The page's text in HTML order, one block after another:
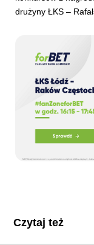
drużyny ŁKS –
Czytaj też